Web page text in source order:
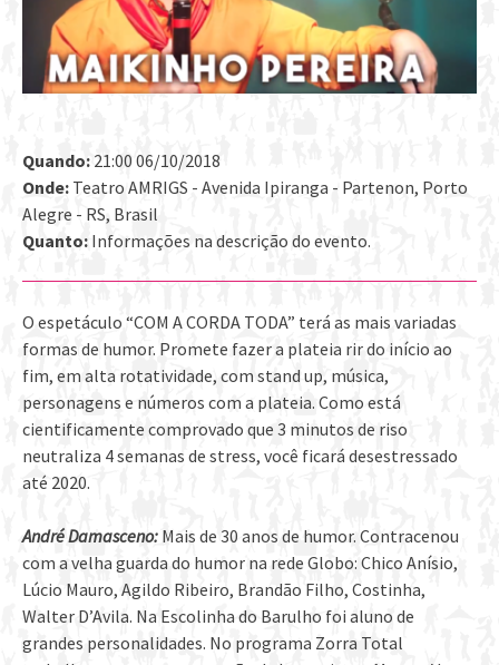
Quando: 21:00 06/10/2018
Onde: Teatro AMRIGS - Avenida Ipiranga - Partenon, Porto
Alegre - RS, Brasil
Quanto: Informações na descrição do evento.
O espetáculo “COM A CORDA TODA” terá as mais variadas
formas de humor. Promete fazer a plateia rir do início ao
fim, em alta rotatividade, com stand up, música,
personagens e números com a plateia. Como está
cientificamente comprovado que 3 minutos de riso
neutraliza 4 semanas de stress, você ficará desestressado
até 2020.
André Damasceno: Mais de 30 anos de humor. Contracenou
com a velha guarda do humor na rede Globo: Chico Anísio,
Lúcio Mauro, Agildo Ribeiro, Brandão Filho, Costinha,
Walter D’Avila. Na Escolinha do Barulho foi aluno de
grandes personalidades. No programa Zorra Total